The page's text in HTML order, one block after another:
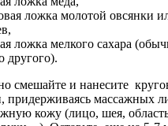
ложка молотой овсянки
ложка мелкого сахара
другого).
смешайте и нанесите
придерживаясь массажных
кожу (лицо, шея, область